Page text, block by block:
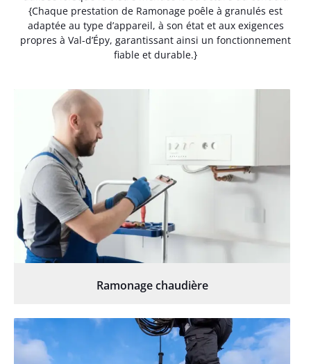
{Chaque prestation de Ramonage poêle à granulés est
adaptée au type d’appareil, à son état et aux exigences
propres à Val-d’Épy, garantissant ainsi un fonctionnement
fiable et durable.}
Ramonage chaudière